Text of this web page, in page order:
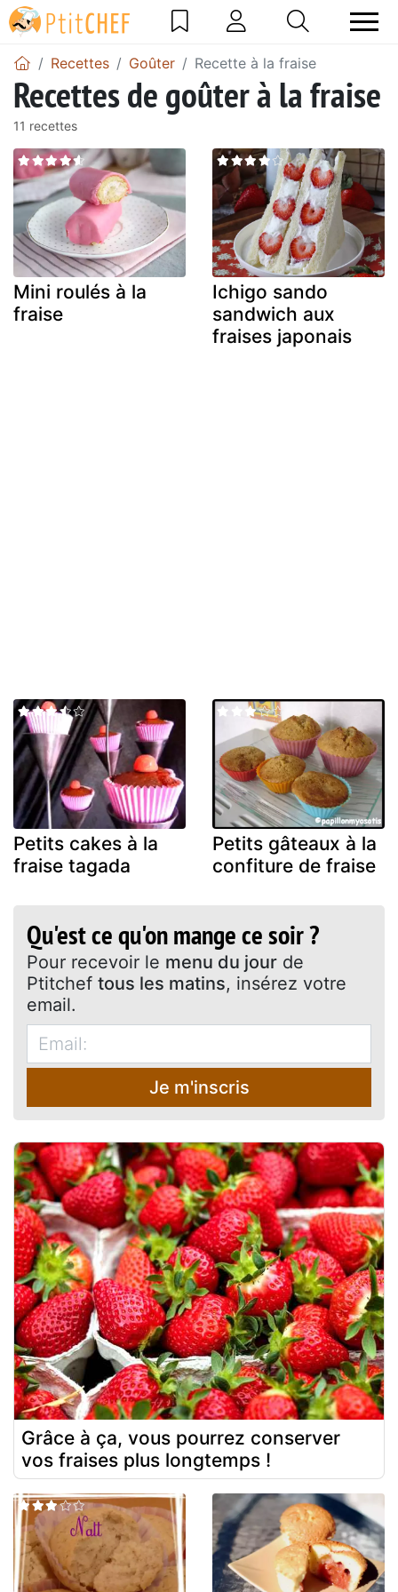
Recettes Goûter Recette à la fraise
Recettes de goûter à la fraise
11 recettes
Mini roulés à la
fraise
Ichigo sando
sandwich aux
fraises japonais
Petits cakes à la
fraise tagada
Petits gâteaux à la
confiture de fraise
Qu'est ce qu'on mange ce soir ?
Pour recevoir le menu du jour de
Ptitchef tous les matins, insérez votre
email.
Je m'inscris
Grâce à ça, vous pourrez conserver
vos fraises plus longtemps !